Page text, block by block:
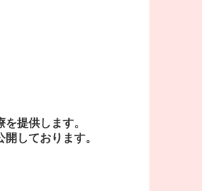
提供します。
しております。